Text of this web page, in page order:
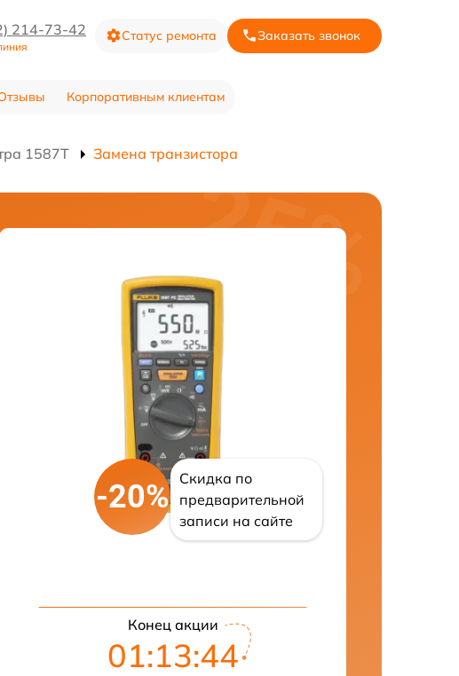
214-73-42 Статус ремонта Заказать звонок
Корпоративным клиентам
1587T Замена транзистора
-20%
Скидка по
предварительной
записи на сайте
Конец акции
01:13:43